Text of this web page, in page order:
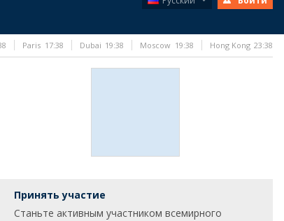
Принять участие
Станьте активным участником всемирного
Paris 17:38 Dubai 19:38 Moscow 19:38 Hong Kong 23:38